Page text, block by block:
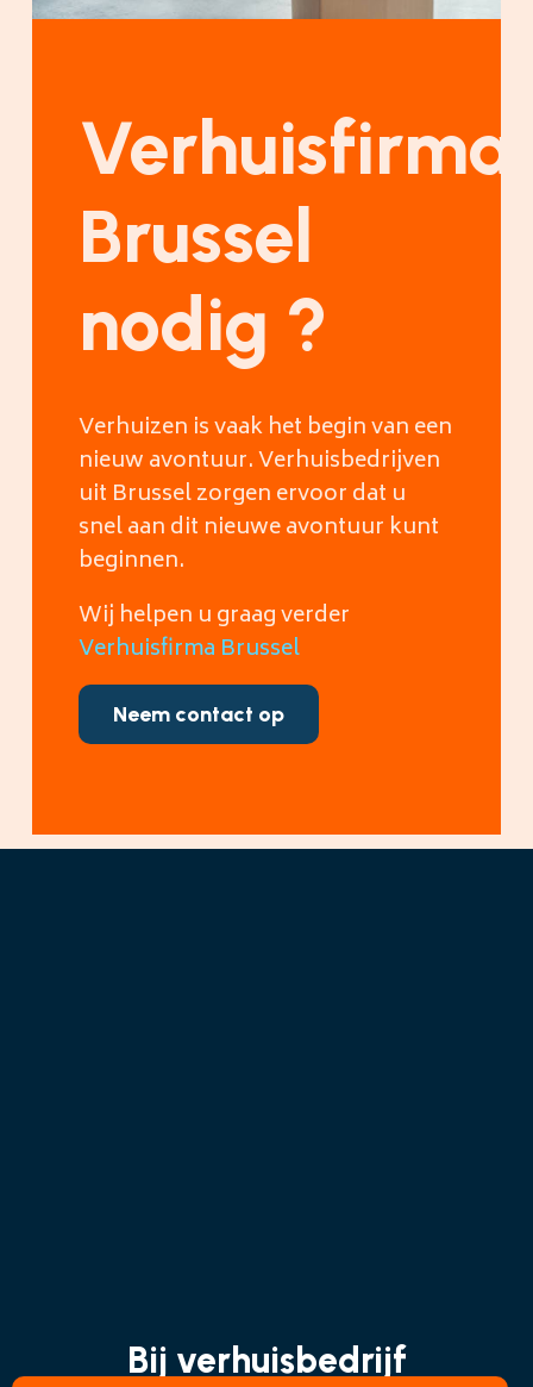
Verhuisfirma
Brussel
nodig ?
Verhuizen is vaak het begin van een
nieuw avontuur. Verhuisbedrijven
uit Brussel zorgen ervoor dat u
snel aan dit nieuwe avontuur kunt
beginnen.
Wij helpen u graag verder
Verhuisfirma Brussel
Neem contact op
Bij verhuisbedrijf